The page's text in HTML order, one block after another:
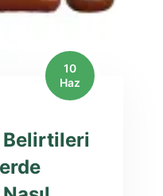
10
Haz
Belirtileri